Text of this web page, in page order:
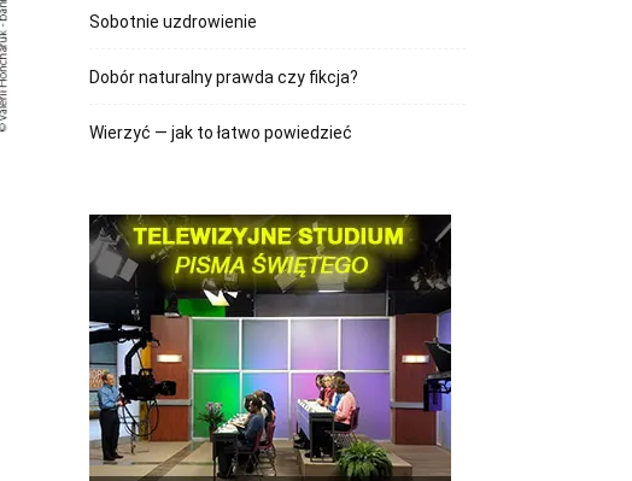
Sobotnie uzdrowienie
Dobór naturalny prawda czy fikcja?
Wierzyć — jak to łatwo powiedzieć